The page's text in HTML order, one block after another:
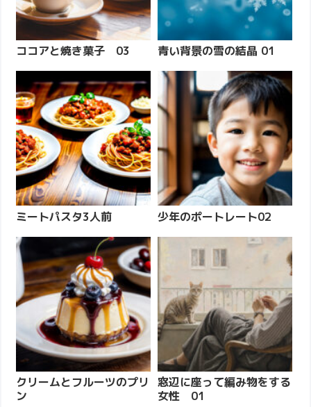
ココアと焼き菓子 03 青い背景の雪の結晶 01
ミートパスタ3人前 少年のポートレート02
クリームとフルーツのプリ
ン
窓辺に座って編み物をする
女性 01